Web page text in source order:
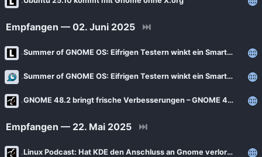
Empfangen — 02. Juni 2025 ⏭
Summer of GNOME OS: Eifrigen Testern winkt ein Smartphone
Summer of GNOME OS: Eifrigen Testern winkt ein Smartphone
GNOME 48.2 bringt frische Verbesserungen – GNOME 47.7 bringt Korrekturen
Empfangen — 22. Mai 2025 ⏭
Linux Podcast: Hat KDE den Anschluss an Gnome verloren?